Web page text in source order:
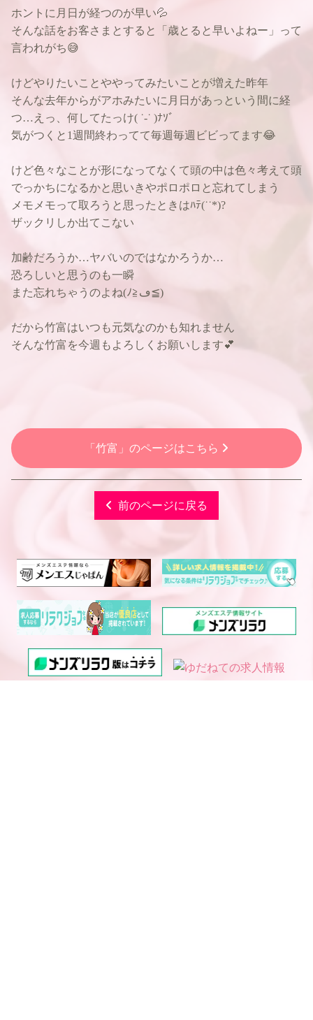
ホントに月日が経つのが早い💦
そんな話をお客さまとすると「歳とると早いよねー」って
言われがち😅
けどやりたいことややってみたいことが増えた昨年
そんな去年からがアホみたいに月日があっという間に経
つ…えっ、何してたっけ( ˙-˙ )ﾅｿﾞ
気がつくと1週間終わってて毎週毎週ビビってます😂
けど色々なことが形になってなくて頭の中は色々考えて頭
でっかちになるかと思いきやポロポロと忘れてしまう
メモメモって取ろうと思ったときはﾊﾃ(˙˙*)?
ザックリしか出てこない
加齢だろうか…ヤバいのではなかろうか…
恐ろしいと思うのも一瞬
また忘れちゃうのよね(ﾉ≧ڡ≦)
だから竹富はいつも元気なのかも知れません
そんな竹富を今週もよろしくお願いします💕
「竹富」のページはこちら
前のページに戻る